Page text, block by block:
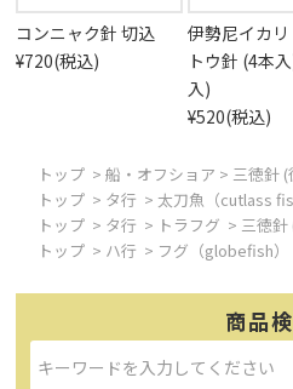
コンニャク針 切込
¥720(税込)
伊勢尼イカリ
トウ針 (4本
入)
¥520(税込)
トップ >船・オフショア > 三徳針 (
トップ > タ行 > 太刀魚（cutlass
トップ > タ行 > トラフグ > 三徳針
トップ > ハ行 > フグ（globefish）
商品